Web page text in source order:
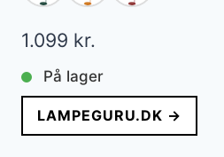
1.099 kr.
På lager
LAMPEGURU.DK →